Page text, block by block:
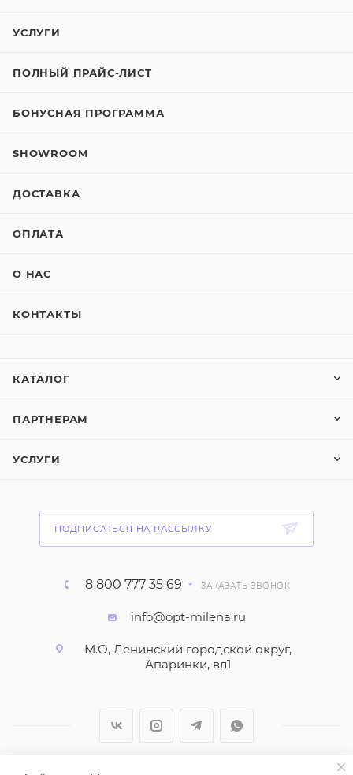
УСЛУГИ
ПОЛНЫЙ ПРАЙС-ЛИСТ
БОНУСНАЯ ПРОГРАММА
SHOWROOM
ДОСТАВКА
ОПЛАТА
О НАС
КОНТАКТЫ
КАТАЛОГ
ПАРТНЕРАМ
УСЛУГИ
ПОДПИСАТЬСЯ НА РАССЫЛКУ
8 800 777 35 69 ЗАКАЗАТЬ ЗВОНОК
info@opt-milena.ru
М.О, Ленинский городской округ,
Апаринки, вл1